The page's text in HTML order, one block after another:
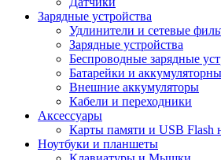
Зарядные устройства
Удлинители и сетевые
Зарядные устройства
Беспроводные зарядные
Батарейки и
Внешние аккумуляторы
Кабели и переходники
Аксессуары
Карты памяти и USB Flash
Ноутбуки и планшеты